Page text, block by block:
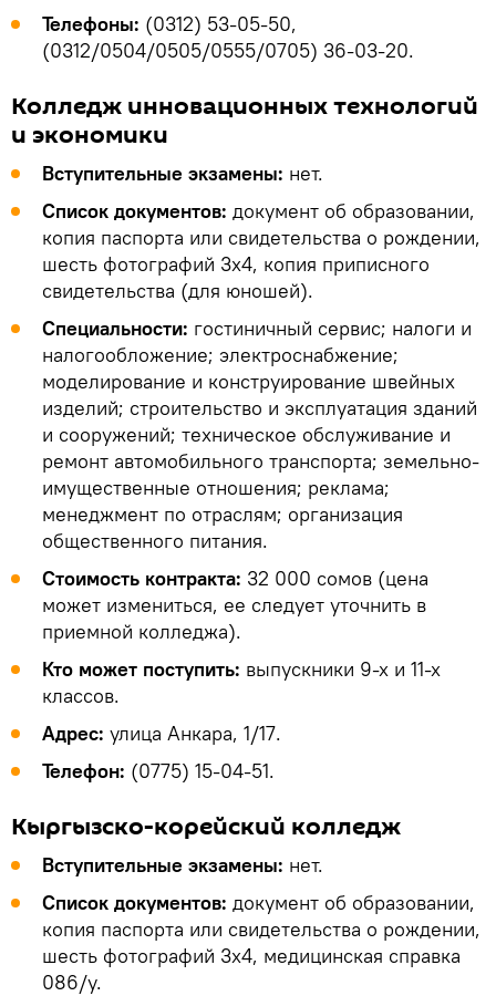
Телефоны: (0312) 53-05-50,
(0312/0504/0505/0555/0705) 36-03-20.
Колледж инновационных технологий
и экономики
Вступительные экзамены: нет.
Список документов: документ об образовании,
копия паспорта или свидетельства о рождении,
шесть фотографий 3х4, копия приписного
свидетельства (для юношей).
Специальности: гостиничный сервис; налоги и
налогообложение; электроснабжение;
моделирование и конструирование швейных
изделий; строительство и эксплуатация зданий
и сооружений; техническое обслуживание и
ремонт автомобильного транспорта; земельно-
имущественные отношения; реклама;
менеджмент по отраслям; организация
общественного питания.
Стоимость контракта: 32 000 сомов (цена
может измениться, ее следует уточнить в
приемной колледжа).
Кто может поступить: выпускники 9-х и 11-х
классов.
Адрес: улица Анкара, 1/17.
Телефон: (0775) 15-04-51.
Кыргызско-корейский колледж
Вступительные экзамены: нет.
Список документов: документ об образовании,
копия паспорта или свидетельства о рождении,
шесть фотографий 3х4, медицинская справка
086/у.